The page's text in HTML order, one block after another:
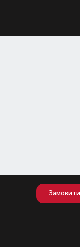
Замовити